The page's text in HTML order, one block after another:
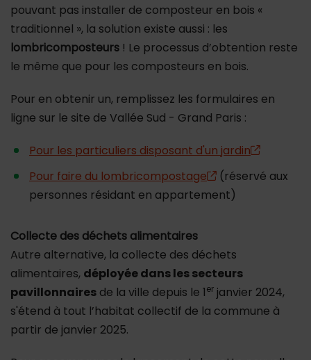
pouvant pas installer de composteur en bois «
traditionnel », la solution existe aussi : les
lombricomposteurs ! Le processus d’obtention reste
le même que pour les composteurs en bois.
Pour en obtenir un, remplissez les formulaires en
ligne sur le site de Vallée Sud - Grand Paris :
Pour les particuliers disposant d'un jardin
Pour faire du lombricompostage
(réservé aux
personnes résidant en appartement)
Collecte des déchets alimentaires
Autre alternative, la collecte des déchets
alimentaires, déployée dans les secteurs
pavillonnaires de la ville depuis le 1er janvier 2024,
s'étend à tout l’habitat collectif de la commune à
partir de janvier 2025.